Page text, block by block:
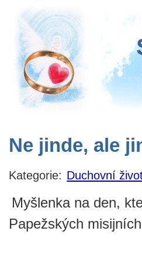
Ne jinde, ale
Kategorie: Duchovní
Myšlenka na den,
Papežských